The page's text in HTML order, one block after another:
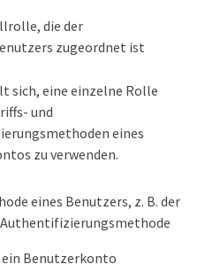
die der
zugeordnet ist
sich, eine einzelne Rolle
und
eines
zu verwenden.
eines Benutzers, z. B. der
ein Benutzerkonto